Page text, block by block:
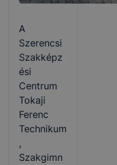
A
Szerencsi
Szakképz
ési
Centrum
Tokaji
Ferenc
Technikum
,
Szakgimn